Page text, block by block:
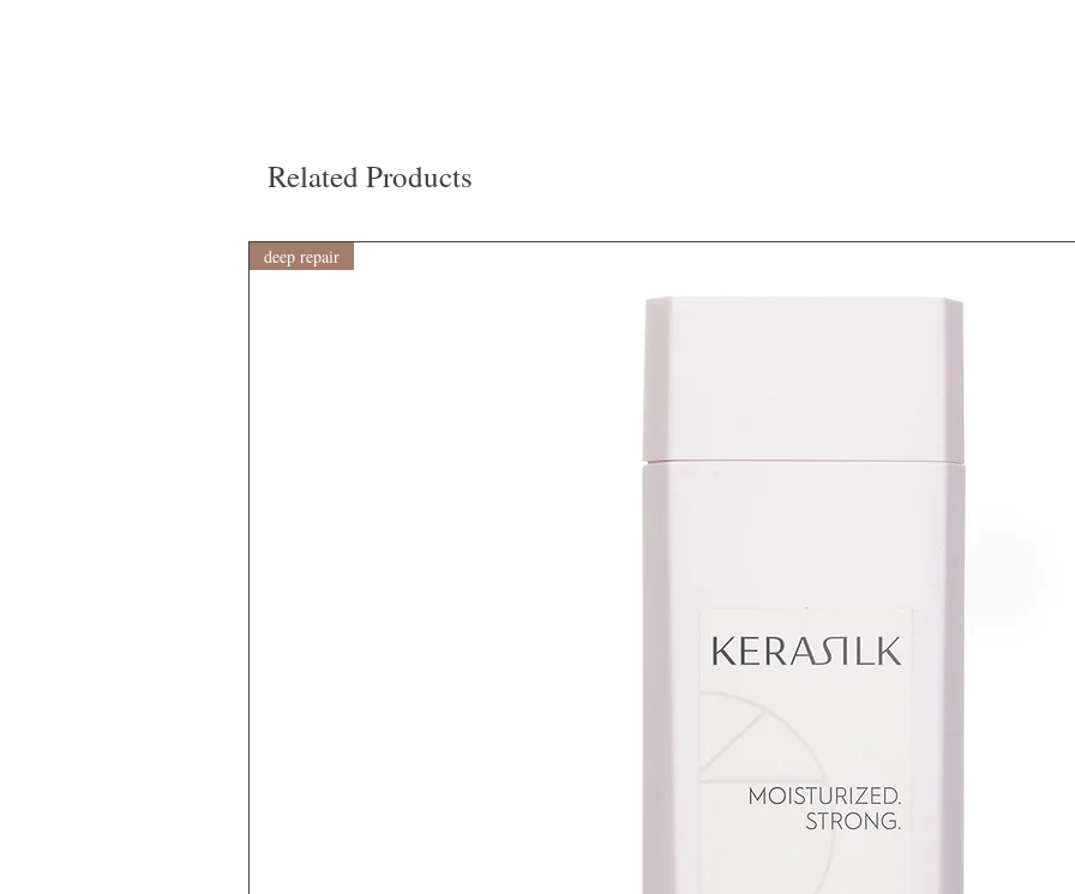
Related Products
deep repair